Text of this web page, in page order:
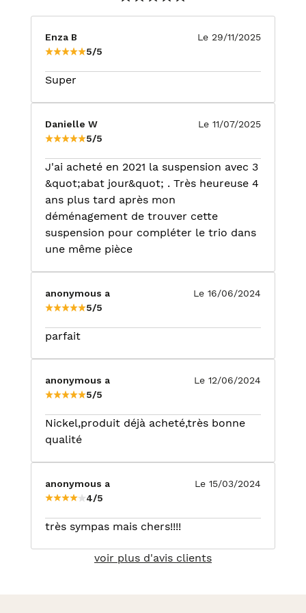
Enza B
5/5
Le 29/11/2025
Super
Danielle W
5/5
Le 11/07/2025
J'ai acheté en 2021 la suspension avec 3
&quot;abat jour&quot; . Très heureuse 4
ans plus tard après mon
déménagement de trouver cette
suspension pour compléter le trio dans
une même pièce
anonymous a
5/5
Le 16/06/2024
parfait
anonymous a
5/5
Le 12/06/2024
Nickel,produit déjà acheté,très bonne
qualité
anonymous a
4/5
Le 15/03/2024
très sympas mais chers!!!!
voir plus d'avis clients